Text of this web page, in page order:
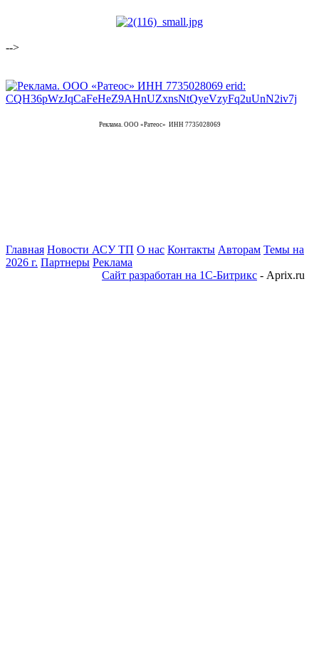
-->
Реклама. ООО «Ратеос» ИНН 7735028069
Главная Новости АСУ ТП О нас Контакты Авторам Темы на
2026 г. Партнеры Реклама
Сайт разработан на 1С-Битрикс - Aprix.ru